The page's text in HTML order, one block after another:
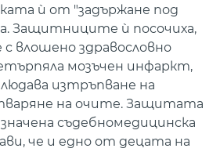
ѝ от "задържане под
Защитниците ѝ посочиха,
влошено здравословно
мозъчен инфаркт,
изтръпване на
на очите. Защитата
съдебномедицинска
че и едно от децата на